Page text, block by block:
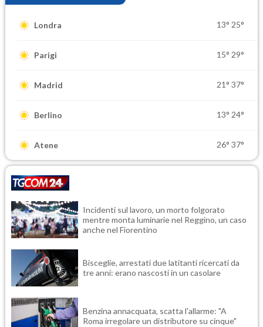
Londra 13° 25°
Parigi 15° 29°
Madrid 21° 37°
Berlino 13° 24°
Atene 26° 37°
Incidenti sul lavoro, un morto folgorato
mentre monta luminarie nel Reggino, un caso
anche nel Fiorentino
Bisceglie, arrestati due latitanti ricercati da
tre anni: erano nascosti in un casolare
Benzina annacquata, scatta l'allarme: "A
Roma irregolare un distributore su cinque"